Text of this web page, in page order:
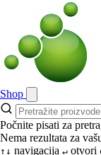
Shop
Počnite pisati za
Nema rezultata za
↑↓ navigacija ↵ otvori